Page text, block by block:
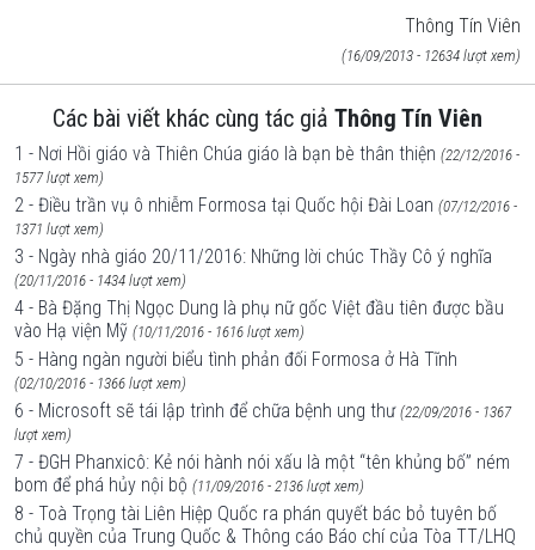
Thông Tín Viên
(16/09/2013 - 12634 lượt xem)
Các bài viết khác cùng tác giả Thông Tín Viên
1 - Nơi Hồi giáo và Thiên Chúa giáo là bạn bè thân thiện (22/12/2016 -
1577 lượt xem)
2 - Điều trần vụ ô nhiễm Formosa tại Quốc hội Đài Loan (07/12/2016 -
1371 lượt xem)
3 - Ngày nhà giáo 20/11/2016: Những lời chúc Thầy Cô ý nghĩa
(20/11/2016 - 1434 lượt xem)
4 - Bà Đặng Thị Ngọc Dung là phụ nữ gốc Việt đầu tiên được bầu
vào Hạ viện Mỹ (10/11/2016 - 1616 lượt xem)
5 - Hàng ngàn người biểu tình phản đối Formosa ở Hà Tĩnh
(02/10/2016 - 1366 lượt xem)
6 - Microsoft sẽ tái lập trình để chữa bệnh ung thư (22/09/2016 - 1367
lượt xem)
7 - ĐGH Phanxicô: Kẻ nói hành nói xấu là một “tên khủng bố” ném
bom để phá hủy nội bộ (11/09/2016 - 2136 lượt xem)
8 - Toà Trọng tài Liên Hiệp Quốc ra phán quyết bác bỏ tuyên bố
chủ quyền của Trung Quốc & Thông cáo Báo chí của Tòa TT/LHQ